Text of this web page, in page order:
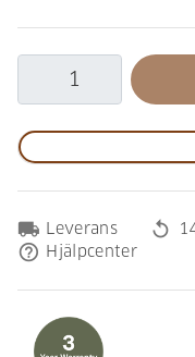
local_shipping Leverans replay
help_outline Hjälpcenter